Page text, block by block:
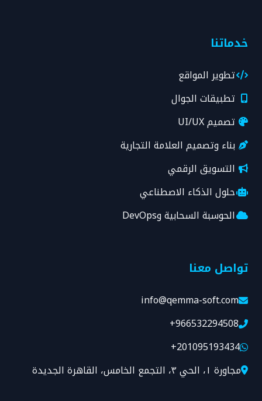
خدماتنا
تطوير المواقع
تطبيقات الجوال
تصميم UI/UX
بناء وتصميم العلامة التجارية
التسويق الرقمي
حلول الذكاء الاصطناعي
الحوسبة السحابية وDevOps
تواصل معنا
info@qemma-soft.com
+966532294508
+201095193434
مجاورة ١، الحي ٣، التجمع الخامس، القاهرة الجديدة